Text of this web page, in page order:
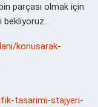
parçası olmak için
bekliyoruz…
konusarak-
tasarimi-stajyeri-